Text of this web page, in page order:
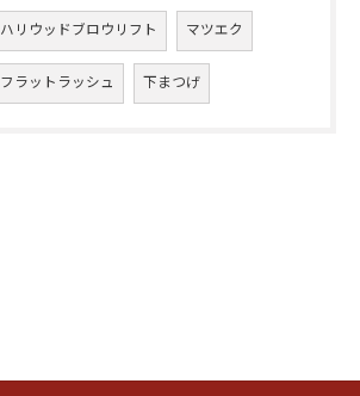
ハリウッドブロウリフト マツエク
フラットラッシュ 下まつげ